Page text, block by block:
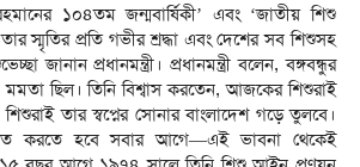
১০৪তম জন্মবার্ষিকী’ এবং ‘জাতীয় শিশু
স্মৃতির প্রতি গভীর শ্রদ্ধা এবং দেশের সব শিশুসহ
জানান প্রধানমন্ত্রী। প্রধানমন্ত্রী বলেন, বঙ্গবন্ধুর
মমতা ছিল। তিনি বিশ্বাস করতেন, আজকের শিশুরাই
তার স্বপ্নের সোনার বাংলাদেশ গড়ে তুলবে।
করতে হবে সবার আগে—এই ভাবনা থেকেই